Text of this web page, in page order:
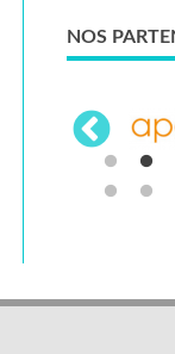
NOS